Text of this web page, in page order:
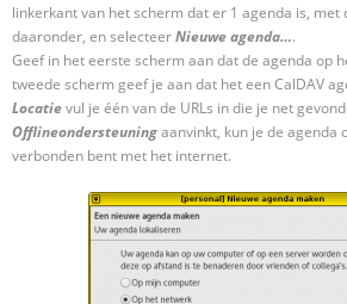
linkerkant van het scherm dat er 1 agenda is, met
daaronder, en selecteerNieuwe agenda….
Geef in het eerste scherm aan dat de agenda op
tweede scherm geef je aan dat het een CalDAV
Locatievul je één van de URLs in die je net
Offlineondersteuningaanvinkt, kun je de agenda
verbonden bent met het internet.